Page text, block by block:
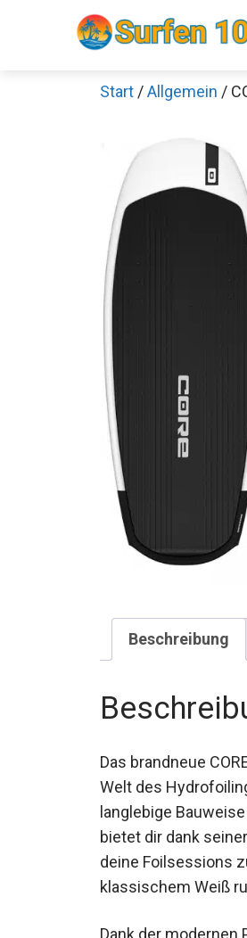
Start /Allgemein /
Beschreibung
Das brandneue
Welt des
langlebige
Es bietet dir dank
macht deine
in klassischem
Dank der modernen